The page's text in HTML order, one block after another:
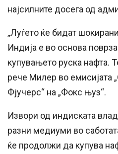
најсилните досега од
„Луѓето ќе бидат
Индија е во основа
купувањето руска нафта.
рече Милер во емисијата
Фјучерс“ на „Фокс њуз“.
Извори од индиската
разни медиуми во
ќе продолжи да купува